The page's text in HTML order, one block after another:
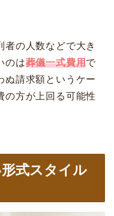
者の人数などで大き
のは葬儀一式費用で
ぬ請求額というケー
の方が上回る可能性
式スタイル